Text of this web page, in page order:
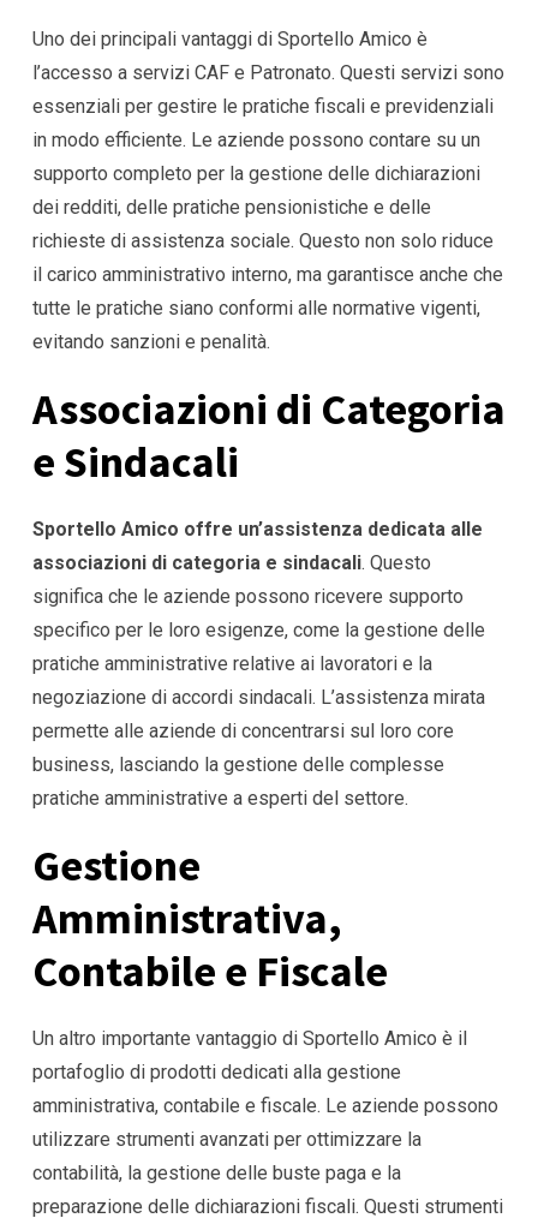
Uno dei principali vantaggi di Sportello Amico è
l’accesso a servizi CAF e Patronato. Questi servizi sono
essenziali per gestire le pratiche fiscali e previdenziali
in modo efficiente. Le aziende possono contare su un
supporto completo per la gestione delle dichiarazioni
dei redditi, delle pratiche pensionistiche e delle
richieste di assistenza sociale. Questo non solo riduce
il carico amministrativo interno, ma garantisce anche che
tutte le pratiche siano conformi alle normative vigenti,
evitando sanzioni e penalità.
Associazioni di Categoria
e Sindacali
Sportello Amico offre un’assistenza dedicata alle
associazioni di categoria e sindacali. Questo
significa che le aziende possono ricevere supporto
specifico per le loro esigenze, come la gestione delle
pratiche amministrative relative ai lavoratori e la
negoziazione di accordi sindacali. L’assistenza mirata
permette alle aziende di concentrarsi sul loro core
business, lasciando la gestione delle complesse
pratiche amministrative a esperti del settore.
Gestione
Amministrativa,
Contabile e Fiscale
Un altro importante vantaggio di Sportello Amico è il
portafoglio di prodotti dedicati alla gestione
amministrativa, contabile e fiscale. Le aziende possono
utilizzare strumenti avanzati per ottimizzare la
contabilità, la gestione delle buste paga e la
preparazione delle dichiarazioni fiscali. Questi strumenti